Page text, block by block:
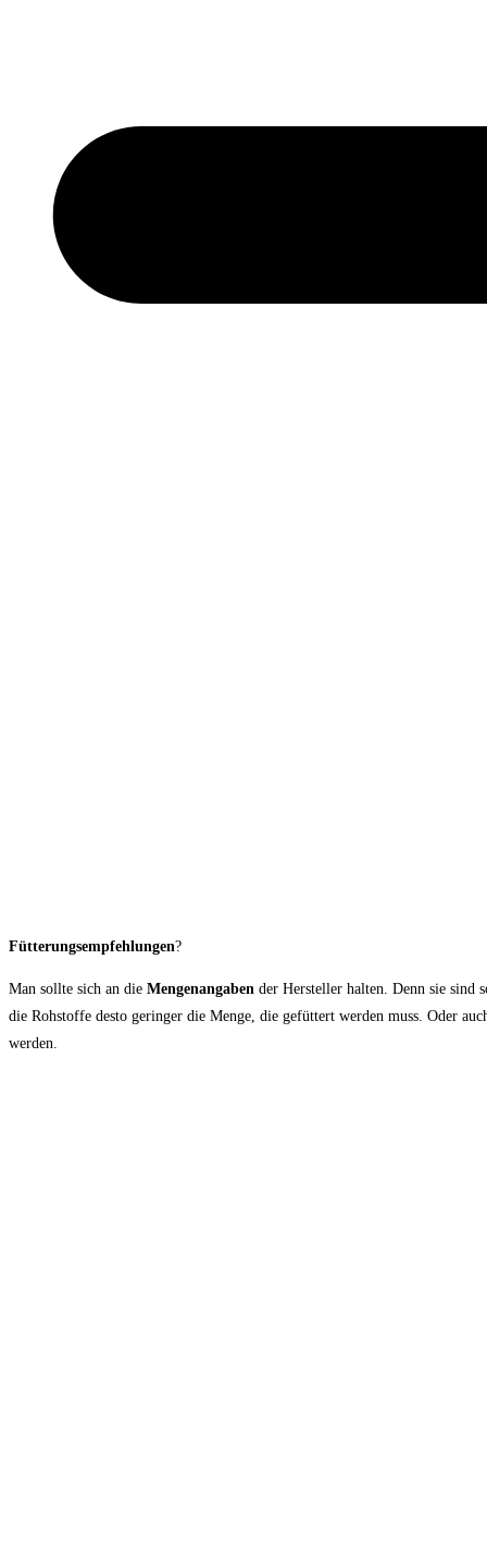
Fütterungsempfehlungen?
Man sollte sich an die Mengenangaben der Hersteller halten. Denn sie sind
die Rohstoffe desto geringer die Menge, die gefüttert werden muss. Oder
werden.